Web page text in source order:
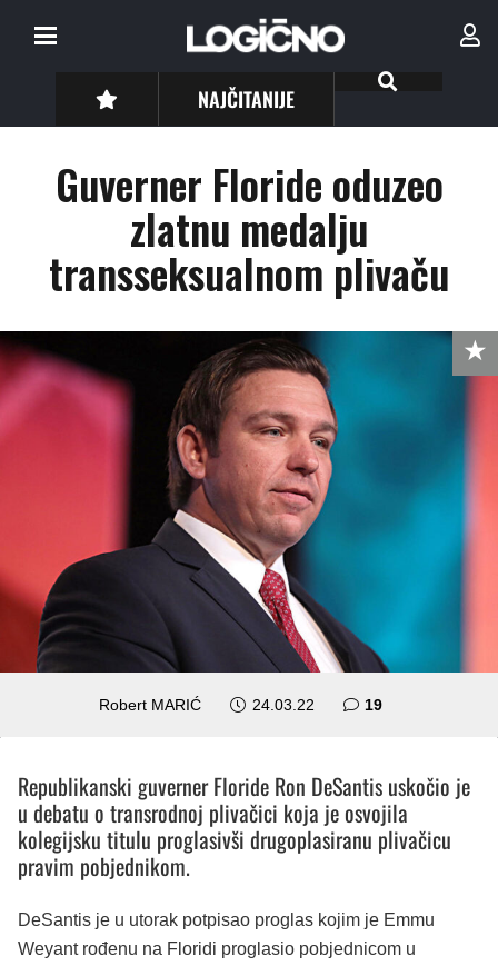
NAJČITANIJE
Guverner Floride oduzeo
zlatnu medalju
transseksualnom plivaču
Robert MARIĆ 24.03.22 19komentara
Republikanski guverner Floride Ron DeSantis uskočio je
u debatu o transrodnoj plivačici koja je osvojila
kolegijsku titulu proglasivši drugoplasiranu plivačicu
pravim pobjednikom.
DeSantis je u utorak potpisao proglas kojim je Emmu
Weyant rođenu na Floridi proglasio pobjednicom u